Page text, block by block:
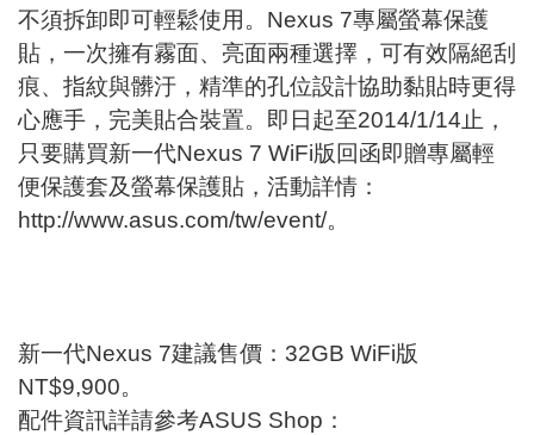
不須拆卸即可輕鬆使用。Nexus 7專屬螢幕保護
貼，一次擁有霧面、亮面兩種選擇，可有效隔絕刮
痕、指紋與髒汙，精準的孔位設計協助黏貼時更得
心應手，完美貼合裝置。即日起至2014/1/14止，
只要購買新一代Nexus 7 WiFi版回函即贈專屬輕
便保護套及螢幕保護貼，活動詳情：
http://www.asus.com/tw/event/。
新一代Nexus 7建議售價：32GB WiFi版
NT$9,900。
配件資訊詳請參考ASUS Shop：